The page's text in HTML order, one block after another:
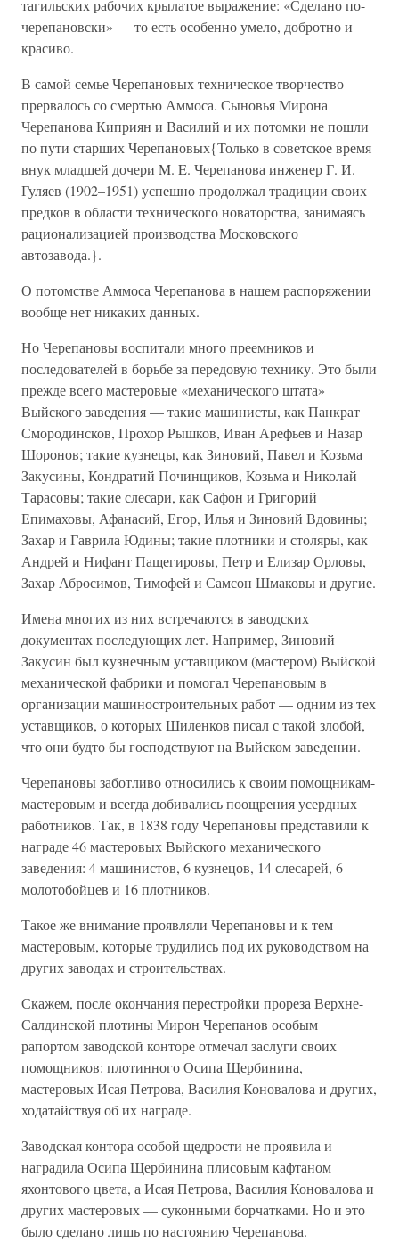
тагильских рабочих крылатое выражение: «Сделано по-
черепановски» — то есть особенно умело, добротно и
красиво.
В самой семье Черепановых техническое творчество
прервалось со смертью Аммоса. Сыновья Мирона
Черепанова Киприян и Василий и их потомки не пошли
по пути старших Черепановых{Только в советское время
внук младшей дочери M. E. Черепанова инженер Г. И.
Гуляев (1902–1951) успешно продолжал традиции своих
предков в области технического новаторства, занимаясь
рационализацией производства Московского
автозавода.}.
О потомстве Аммоса Черепанова в нашем распоряжении
вообще нет никаких данных.
Но Черепановы воспитали много преемников и
последователей в борьбе за передовую технику. Это были
прежде всего мастеровые «механического штата»
Выйского заведения — такие машинисты, как Панкрат
Смородинсков, Прохор Рышков, Иван Арефьев и Назар
Шоронов; такие кузнецы, как Зиновий, Павел и Козьма
Закусины, Кондратий Починщиков, Козьма и Николай
Тарасовы; такие слесари, как Сафон и Григорий
Епимаховы, Афанасий, Егор, Илья и Зиновий Вдовины;
Захар и Гаврила Юдины; такие плотники и столяры, как
Андрей и Нифант Пащегировы, Петр и Елизар Орловы,
Захар Абросимов, Тимофей и Самсон Шмаковы и другие.
Имена многих из них встречаются в заводских
документах последующих лет. Например, Зиновий
Закусин был кузнечным уставщиком (мастером) Выйской
механической фабрики и помогал Черепановым в
организации машиностроительных работ — одним из тех
уставщиков, о которых Шиленков писал с такой злобой,
что они будто бы господствуют на Выйском заведении.
Черепановы заботливо относились к своим помощникам-
мастеровым и всегда добивались поощрения усердных
работников. Так, в 1838 году Черепановы представили к
награде 46 мастеровых Выйского механического
заведения: 4 машинистов, 6 кузнецов, 14 слесарей, 6
молотобойцев и 16 плотников.
Такое же внимание проявляли Черепановы и к тем
мастеровым, которые трудились под их руководством на
других заводах и строительствах.
Скажем, после окончания перестройки прореза Верхне-
Салдинской плотины Мирон Черепанов особым
рапортом заводской конторе отмечал заслуги своих
помощников: плотинного Осипа Щербинина,
мастеровых Исая Петрова, Василия Коновалова и других,
ходатайствуя об их награде.
Заводская контора особой щедрости не проявила и
наградила Осипа Щербинина плисовым кафтаном
яхонтового цвета, а Исая Петрова, Василия Коновалова и
других мастеровых — суконными борчатками. Но и это
было сделано лишь по настоянию Черепанова.